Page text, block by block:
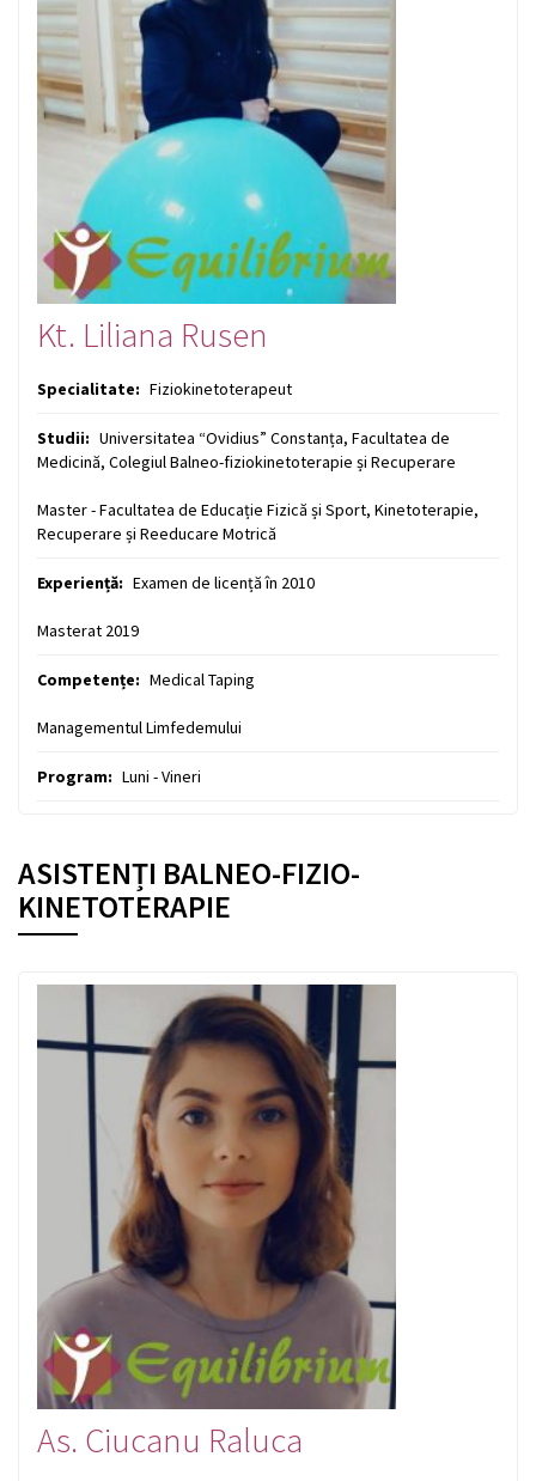
Kt. Liliana Rusen
Specialitate: Fiziokinetoterapeut
Studii: Universitatea “Ovidius” Constanța, Facultatea de
Medicină, Colegiul Balneo-fiziokinetoterapie și Recuperare
Master - Facultatea de Educație Fizică și Sport, Kinetoterapie,
Recuperare și Reeducare Motrică
Experiență: Examen de licență în 2010
Masterat 2019
Competențe: Medical Taping
Managementul Limfedemului
Program: Luni - Vineri
ASISTENȚI BALNEO-FIZIO-
KINETOTERAPIE
As. Ciucanu Raluca